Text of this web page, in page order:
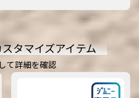
タマイズアイテム
て詳細を確認